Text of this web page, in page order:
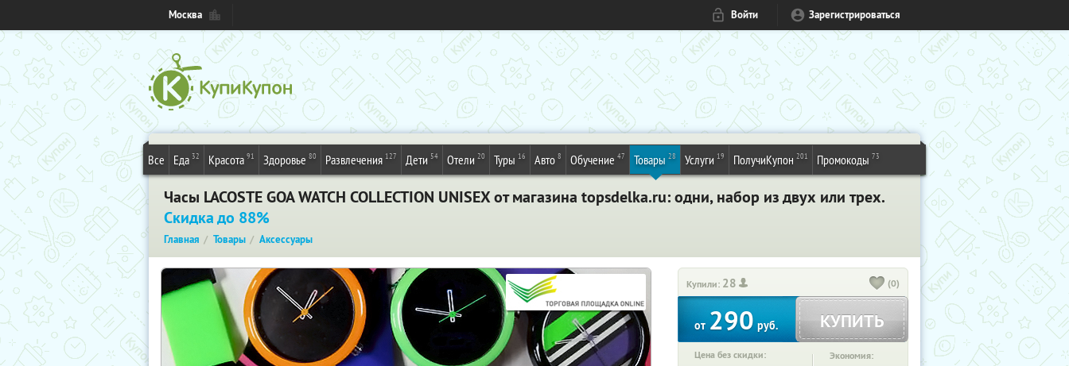
Москва Войти Зарегистрироваться
Все Еда 32 Красота 91 Здоровье 80 Развлечения 127 Дети 54 Отели 20 Туры 16 Авто 8 Обучение 47 Товары 28 Услуги 19 ПолучиКупон 201 Промокоды 73
Часы LACOSTE GOA WATCH COLLECTION UNISEX от магазина topsdelka.ru: одни, набор из двух или трех.
Скидка до 88%
Главная Товары Аксессуары
Купили: 28 (0)
от290руб. КУПИТЬ
Цена без скидки: Экономия: